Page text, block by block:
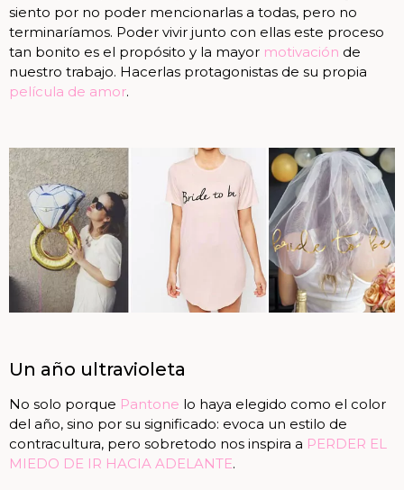
siento por no poder mencionarlas a todas, pero no
terminaríamos. Poder vivir junto con ellas este proceso
tan bonito es el propósito y la mayor motivación de
nuestro trabajo. Hacerlas protagonistas de su propia
película de amor.
Un año ultravioleta
No solo porque Pantone lo haya elegido como el color
del año, sino por su significado: evoca un estilo de
contracultura, pero sobretodo nos inspira a PERDER EL
MIEDO DE IR HACIA ADELANTE.